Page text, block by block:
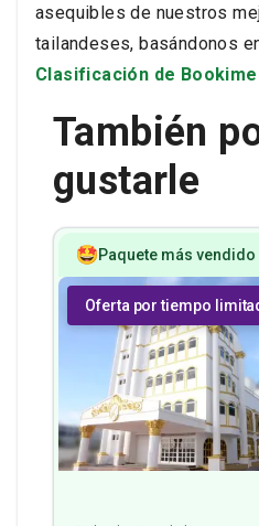
asequibles de nuestros
tailandeses, basándonos
Clasificación de
También
gustarle
Paquete más vendido
Oferta por tiempo